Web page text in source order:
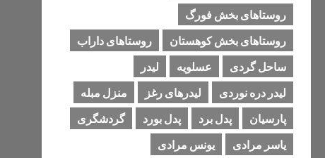
روستاهای بخش فورگ
روستاهای بخش کوهستان
روستاهای داراب
ساحل گردی
عسلویه
لیدر
لیدر دره نوردی
لیدرهای رغز
منزل مبله
پارسیان
پدل برد پدل بورد
گردشگری
یاسر مرادی
یونس مرادی